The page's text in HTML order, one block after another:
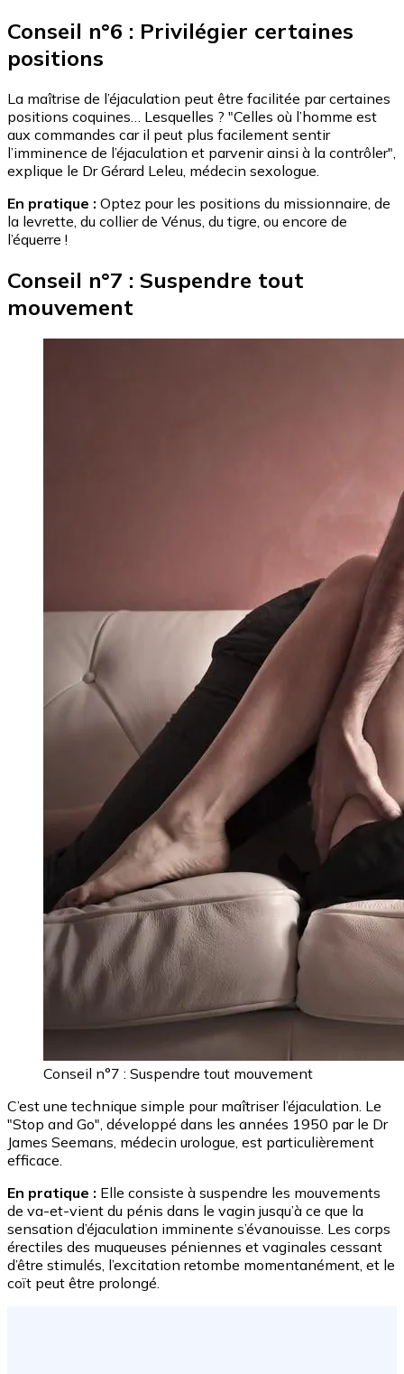
Conseil n°6 : Privilégier certaines
positions
La maîtrise de l’éjaculation peut être facilitée par certaines
positions coquines… Lesquelles ? "Celles où l’homme est
aux commandes car il peut plus facilement sentir
l’imminence de l’éjaculation et parvenir ainsi à la contrôler",
explique le Dr Gérard Leleu, médecin sexologue.
En pratique : Optez pour les positions du missionnaire, de
la levrette, du collier de Vénus, du tigre, ou encore de
l’équerre !
Conseil n°7 : Suspendre tout
mouvement
Conseil n°7 : Suspendre tout mouvement
C’est une technique simple pour maîtriser l’éjaculation. Le
"Stop and Go", développé dans les années 1950 par le Dr
James Seemans, médecin urologue, est particulièrement
efficace.
En pratique : Elle consiste à suspendre les mouvements
de va-et-vient du pénis dans le vagin jusqu’à ce que la
sensation d’éjaculation imminente s’évanouisse. Les corps
érectiles des muqueuses péniennes et vaginales cessant
d’être stimulés, l’excitation retombe momentanément, et le
coït peut être prolongé.